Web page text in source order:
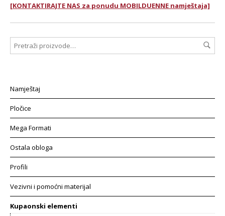
[KONTAKTIRAJTE NAS za ponudu MOBILDUENNE namještaja]
Namještaj
Pločice
Mega Formati
Ostala obloga
Profili
Vezivni i pomoćni materijal
Kupaonski elementi